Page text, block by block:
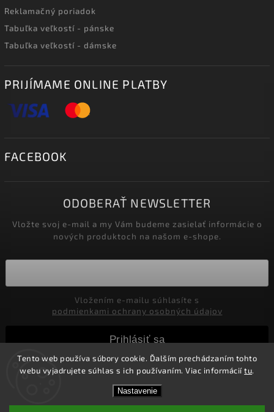
Tento web používa súbory cookie. Ďalším prechádzaním tohto
webu vyjadrujete súhlas s ich používaním. Viac informáciítu.
Nastavenie
Reklamačný poriadok
Tabuľka veľkostí - pánske
Tabuľka veľkostí - dámske
PRIJÍMAME ONLINE PLATBY
FACEBOOK
ODOBERAŤ NEWSLETTER
Vložte svoj e-mail a my Vám budeme zasielať informácie o
nových produktoch na našom e-shope.
podmienkami ochrany osobných údajov
Prihlásiť sa
Marco Moralli. Všetky práva vyhradené.
Upraviť nastavenie cookies